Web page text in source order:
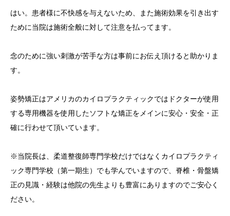
はい。患者様に不快感を与えないため、また施術効果を引き出す
ために当院は施術全般に対して注意を払ってます。
念のために強い刺激が苦手な方は事前にお伝え頂けると助かりま
す。
姿勢矯正はアメリカのカイロプラクティックではドクターが使用
する専用機器を使用したソフトな矯正をメインに安心・安全・正
確に行わせて頂いています。
※当院長は、柔道整復師専門学校だけではなくカイロプラクティ
ック専門学校（第一期生）でも学んでいますので、脊椎・骨盤矯
正の見識・経験は他院の先生よりも豊富にありますのでご安心く
ださい。